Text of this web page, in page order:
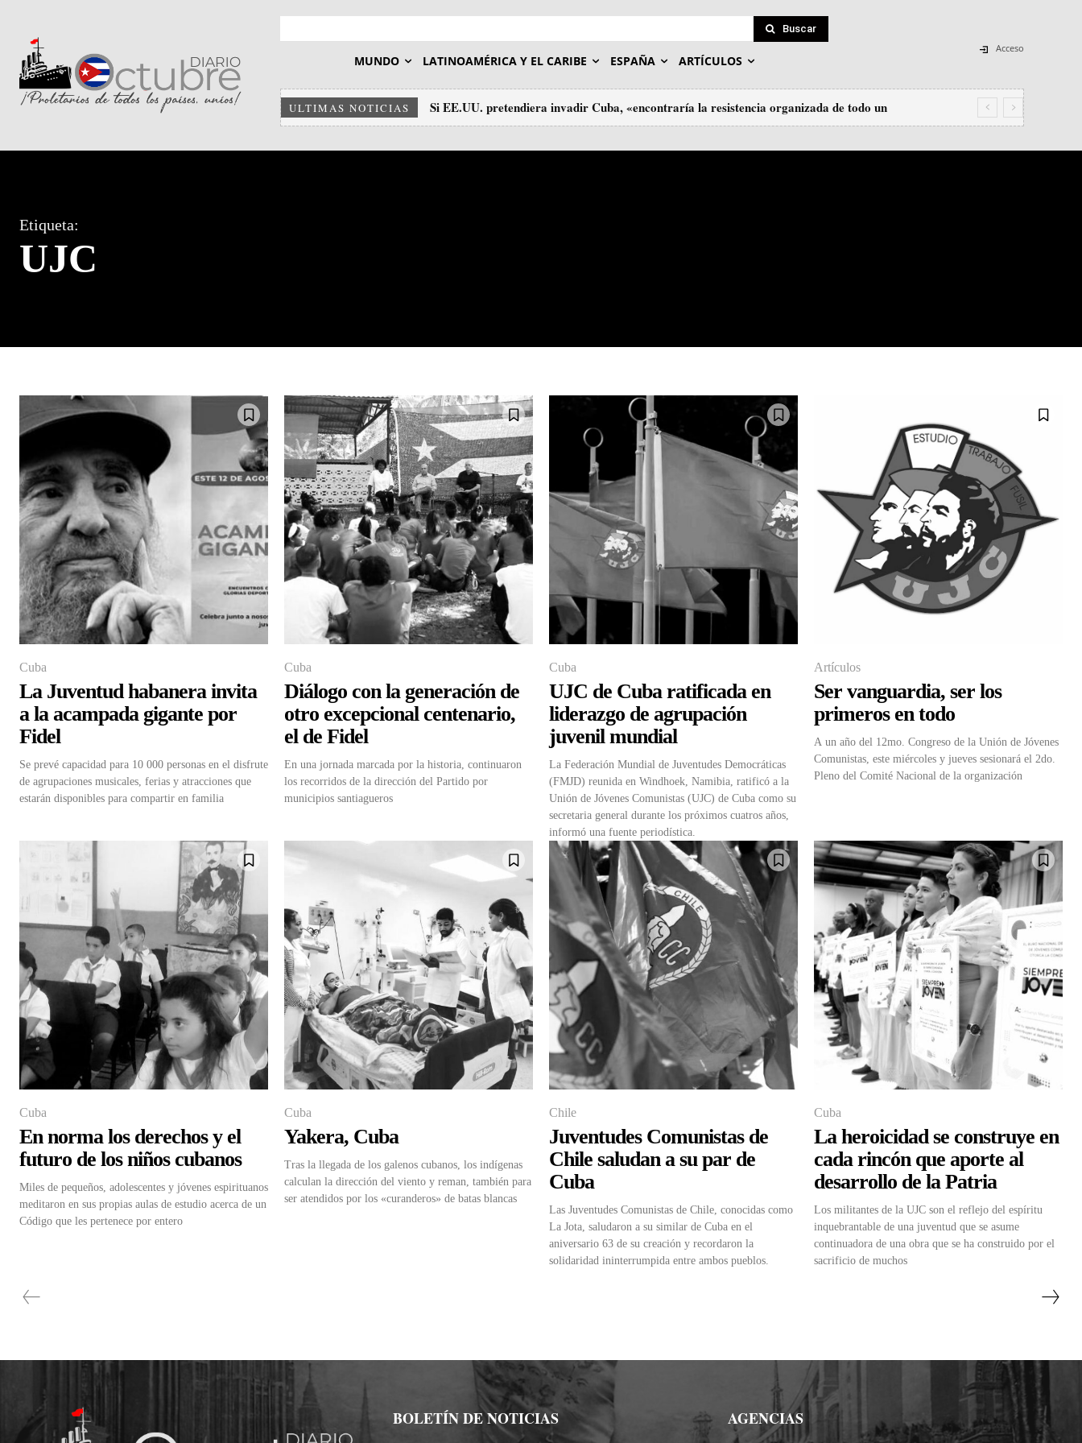
Buscar
MUNDO LATINOAMÉRICA Y EL CARIBE ESPAÑA ARTÍCULOS
Acceso
ULTIMAS NOTICIAS
Si EE.UU. pretendiera invadir Cuba, «encontraría la resistencia organizada de todo un
pueblo»
Etiqueta:
UJC
Cuba
La Juventud habanera invita
a la acampada gigante por
Fidel
Se prevé capacidad para 10 000 personas en el disfrute
de agrupaciones musicales, ferias y atracciones que
estarán disponibles para compartir en familia
Cuba
Diálogo con la generación de
otro excepcional centenario,
el de Fidel
En una jornada marcada por la historia, continuaron
los recorridos de la dirección del Partido por
municipios santiagueros
Cuba
UJC de Cuba ratificada en
liderazgo de agrupación
juvenil mundial
La Federación Mundial de Juventudes Democráticas
(FMJD) reunida en Windhoek, Namibia, ratificó a la
Unión de Jóvenes Comunistas (UJC) de Cuba como su
secretaria general durante los próximos cuatros años,
informó una fuente periodística.
Artículos
Ser vanguardia, ser los
primeros en todo
A un año del 12mo. Congreso de la Unión de Jóvenes
Comunistas, este miércoles y jueves sesionará el 2do.
Pleno del Comité Nacional de la organización
Cuba
En norma los derechos y el
futuro de los niños cubanos
Miles de pequeños, adolescentes y jóvenes espirituanos
meditaron en sus propias aulas de estudio acerca de un
Código que les pertenece por entero
Cuba
Yakera, Cuba
Tras la llegada de los galenos cubanos, los indígenas
calculan la dirección del viento y reman, también para
ser atendidos por los «curanderos» de batas blancas
Chile
Juventudes Comunistas de
Chile saludan a su par de
Cuba
Las Juventudes Comunistas de Chile, conocidas como
La Jota, saludaron a su similar de Cuba en el
aniversario 63 de su creación y recordaron la
solidaridad ininterrumpida entre ambos pueblos.
Cuba
La heroicidad se construye en
cada rincón que aporte al
desarrollo de la Patria
Los militantes de la UJC son el reflejo del espíritu
inquebrantable de una juventud que se asume
continuadora de una obra que se ha construido por el
sacrificio de muchos
BOLETÍN DE NOTICIAS AGENCIAS